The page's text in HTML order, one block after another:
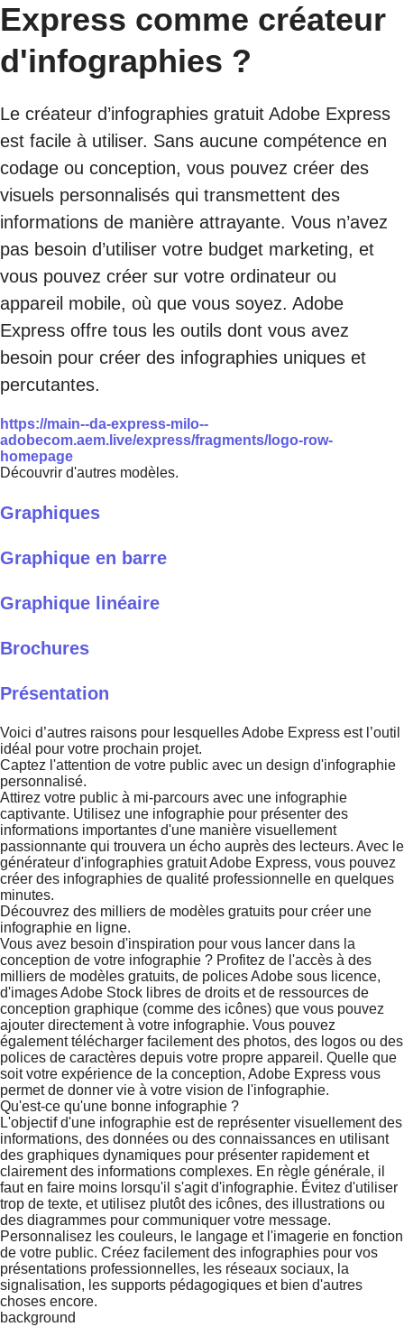
Express comme créateur
d'infographies ?
Le créateur d’infographies gratuit Adobe Express
est facile à utiliser. Sans aucune compétence en
codage ou conception, vous pouvez créer des
visuels personnalisés qui transmettent des
informations de manière attrayante. Vous n’avez
pas besoin d’utiliser votre budget marketing, et
vous pouvez créer sur votre ordinateur ou
appareil mobile, où que vous soyez. Adobe
Express offre tous les outils dont vous avez
besoin pour créer des infographies uniques et
percutantes.
https://main--da-express-milo--
adobecom.aem.live/express/fragments/logo-row-
homepage
Découvrir d'autres modèles.
Graphiques
Graphique en barre
Graphique linéaire
Brochures
Présentation
Voici d’autres raisons pour lesquelles Adobe Express est l’outil
idéal pour votre prochain projet.
Captez l'attention de votre public avec un design d'infographie
personnalisé.
Attirez votre public à mi-parcours avec une infographie
captivante. Utilisez une infographie pour présenter des
informations importantes d'une manière visuellement
passionnante qui trouvera un écho auprès des lecteurs. Avec le
générateur d'infographies gratuit Adobe Express, vous pouvez
créer des infographies de qualité professionnelle en quelques
minutes.
Découvrez des milliers de modèles gratuits pour créer une
infographie en ligne.
Vous avez besoin d'inspiration pour vous lancer dans la
conception de votre infographie ? Profitez de l'accès à des
milliers de modèles gratuits, de polices Adobe sous licence,
d'images Adobe Stock libres de droits et de ressources de
conception graphique (comme des icônes) que vous pouvez
ajouter directement à votre infographie. Vous pouvez
également télécharger facilement des photos, des logos ou des
polices de caractères depuis votre propre appareil. Quelle que
soit votre expérience de la conception, Adobe Express vous
permet de donner vie à votre vision de l'infographie.
Qu'est-ce qu'une bonne infographie ?
L'objectif d'une infographie est de représenter visuellement des
informations, des données ou des connaissances en utilisant
des graphiques dynamiques pour présenter rapidement et
clairement des informations complexes. En règle générale, il
faut en faire moins lorsqu'il s'agit d'infographie. Évitez d'utiliser
trop de texte, et utilisez plutôt des icônes, des illustrations ou
des diagrammes pour communiquer votre message.
Personnalisez les couleurs, le langage et l'imagerie en fonction
de votre public. Créez facilement des infographies pour vos
présentations professionnelles, les réseaux sociaux, la
signalisation, les supports pédagogiques et bien d'autres
choses encore.
background